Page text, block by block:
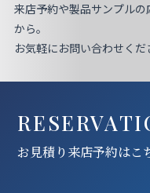
来店予約や製品サンプル
から。
お気軽にお問い合わせくだ
お見積り来店予約はこ